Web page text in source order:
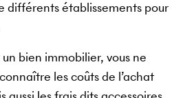
différents établissements pour
bien immobilier, vous ne
les coûts de l’achat